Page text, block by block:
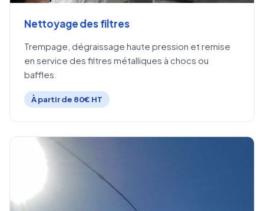
Nettoyage des filtres
Trempage, dégraissage haute pression et remise
en service des filtres métalliques à chocs ou
baffles.
À partir de 80€ HT